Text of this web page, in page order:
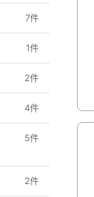
7件
1件
2件
4件
5件
2件